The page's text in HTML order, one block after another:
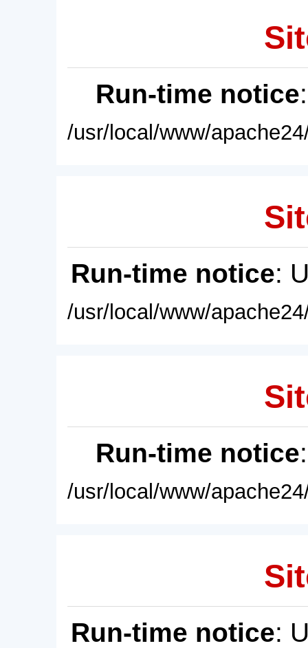
Run-time notice
/usr/local/www/
Run-time notice:
/usr/local/www/
Run-time notice
/usr/local/www/
Run-time notice: